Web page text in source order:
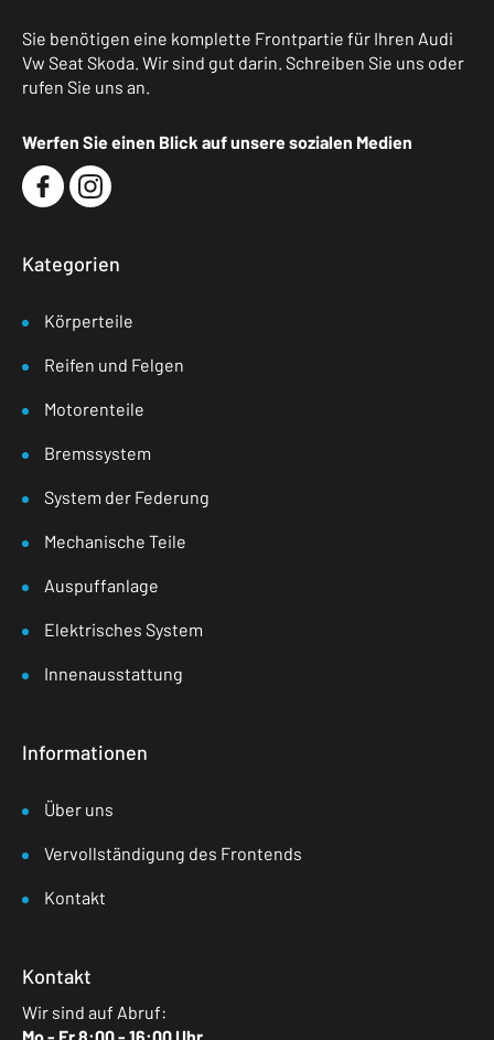
Sie benötigen eine komplette Frontpartie für Ihren Audi
Vw Seat Skoda. Wir sind gut darin. Schreiben Sie uns oder
rufen Sie uns an.
Werfen Sie einen Blick auf unsere sozialen Medien
Kategorien
Körperteile
Reifen und Felgen
Motorenteile
Bremssystem
System der Federung
Mechanische Teile
Auspuffanlage
Elektrisches System
Innenausstattung
Informationen
Über uns
Vervollständigung des Frontends
Kontakt
Kontakt
Wir sind auf Abruf: